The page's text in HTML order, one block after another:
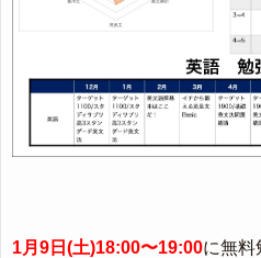
1月9日(土)18:00〜19:00に無料